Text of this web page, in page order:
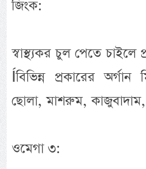
জিংক:
স্বাস্থ্যকর চুল পেতে চাইলে
Íবিভিন্ন প্রকারের
ছোলা, মাশরুম, কাজুবাদাম,
ওমেগা ৩: